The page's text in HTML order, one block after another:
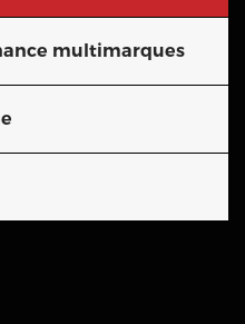
multimarques